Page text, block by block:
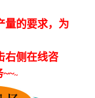
的要求，为
侧在线咨
~